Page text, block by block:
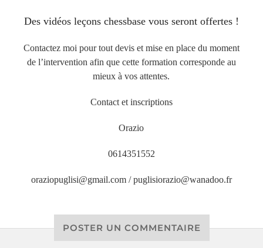
Des vidéos leçons chessbase vous seront offertes !
Contactez moi pour tout devis et mise en place du moment
de l’intervention afin que cette formation corresponde au
mieux à vos attentes.
Contact et inscriptions
Orazio
0614351552
oraziopuglisi@gmail.com / puglisiorazio@wanadoo.fr
POSTER UN COMMENTAIRE